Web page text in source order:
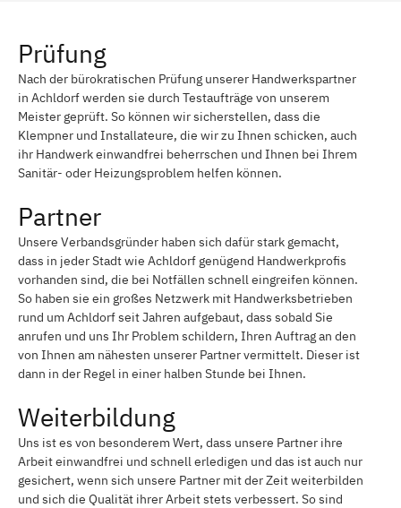
Prüfung
Nach der bürokratischen Prüfung unserer Handwerkspartner
in Achldorf werden sie durch Testaufträge von unserem
Meister geprüft. So können wir sicherstellen, dass die
Klempner und Installateure, die wir zu Ihnen schicken, auch
ihr Handwerk einwandfrei beherrschen und Ihnen bei Ihrem
Sanitär- oder Heizungsproblem helfen können.
Partner
Unsere Verbandsgründer haben sich dafür stark gemacht,
dass in jeder Stadt wie Achldorf genügend Handwerkprofis
vorhanden sind, die bei Notfällen schnell eingreifen können.
So haben sie ein großes Netzwerk mit Handwerksbetrieben
rund um Achldorf seit Jahren aufgebaut, dass sobald Sie
anrufen und uns Ihr Problem schildern, Ihren Auftrag an den
von Ihnen am nähesten unserer Partner vermittelt. Dieser ist
dann in der Regel in einer halben Stunde bei Ihnen.
Weiterbildung
Uns ist es von besonderem Wert, dass unsere Partner ihre
Arbeit einwandfrei und schnell erledigen und das ist auch nur
gesichert, wenn sich unsere Partner mit der Zeit weiterbilden
und sich die Qualität ihrer Arbeit stets verbessert. So sind